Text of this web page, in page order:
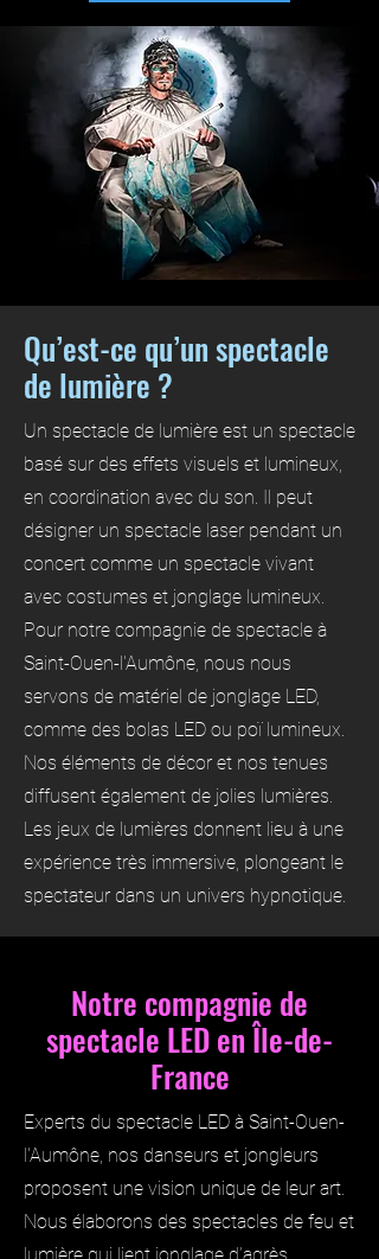
Qu’est-ce qu’un spectacle
de lumière ?
Un spectacle de lumière est un spectacle
basé sur des effets visuels et lumineux,
en coordination avec du son. Il peut
désigner un spectacle laser pendant un
concert comme un spectacle vivant
avec costumes et jonglage lumineux.
Pour notre compagnie de spectacle à
Saint-Ouen-l'Aumône, nous nous
servons de matériel de jonglage LED,
comme des bolas LED ou poï lumineux.
Nos éléments de décor et nos tenues
diffusent également de jolies lumières.
Les jeux de lumières donnent lieu à une
expérience très immersive, plongeant le
spectateur dans un univers hypnotique.
Notre compagnie de
spectacle LED en Île-de-
France
Experts du spectacle LED à Saint-Ouen-
l'Aumône, nos danseurs et jongleurs
proposent une vision unique de leur art.
Nous élaborons des spectacles de feu et